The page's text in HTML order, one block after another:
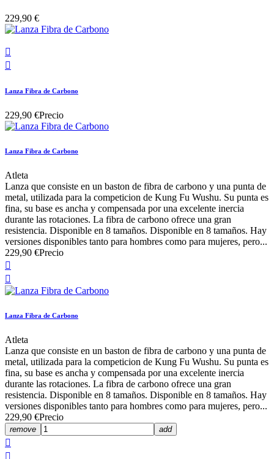
229,90 €


Lanza Fibra de Carbono
229,90 €Precio
Lanza Fibra de Carbono
Atleta
Lanza que consiste en un baston de fibra de carbono y una punta de
metal, utilizada para la competicion de Kung Fu Wushu. Su punta es
fina, su base es ancha y compensada por una excelente inercia
durante las rotaciones. La fibra de carbono ofrece una gran
resistencia. Disponible en 8 tamaños. Disponible en 8 tamaños. Hay
versiones disponibles tanto para hombres como para mujeres, pero...
229,90 €Precio


Lanza Fibra de Carbono
Atleta
Lanza que consiste en un baston de fibra de carbono y una punta de
metal, utilizada para la competicion de Kung Fu Wushu. Su punta es
fina, su base es ancha y compensada por una excelente inercia
durante las rotaciones. La fibra de carbono ofrece una gran
resistencia. Disponible en 8 tamaños. Disponible en 8 tamaños. Hay
versiones disponibles tanto para hombres como para mujeres, pero...
229,90 €Precio
remove add

